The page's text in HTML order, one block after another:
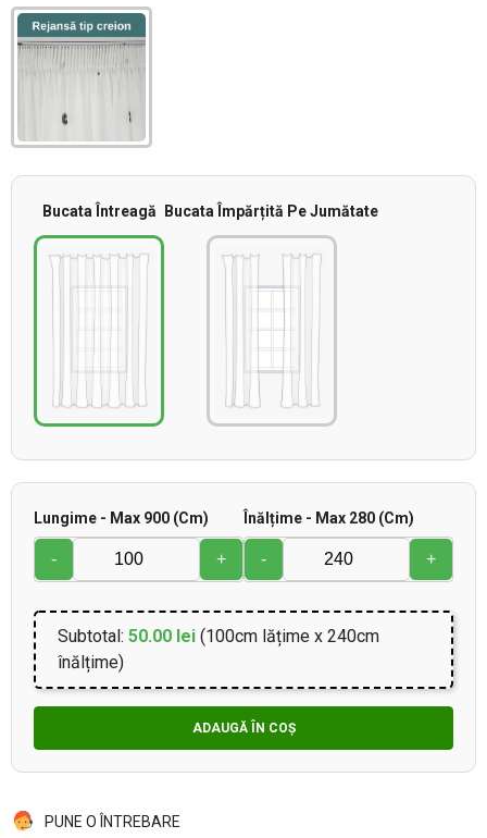
Bucata Întreagă Bucata Împărțită Pe Jumătate
Lungime - Max 900 (cm)
- +
Înălțime - Max 280 (cm)
- +
Subtotal: 50.00 lei (100cm lățime x 240cm
înălțime)
ADAUGĂ ÎN COȘ
PUNE O ÎNTREBARE